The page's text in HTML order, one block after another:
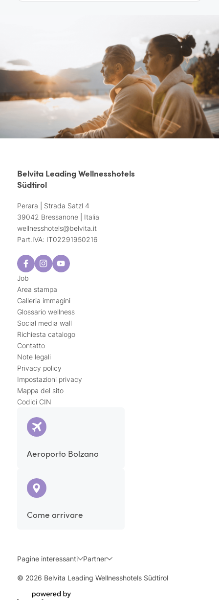
Belvita Leading Wellnesshotels
Südtirol
Perara | Strada Satzl 4
39042 Bressanone | Italia
wellnesshotels@belvita.it
Part.IVA: IT02291950216
Job
Area stampa
Galleria immagini
Glossario wellness
Social media wall
Richiesta catalogo
Contatto
Note legali
Privacy policy
Impostazioni privacy
Mappa del sito
Codici CIN
Aeroporto Bolzano
Come arrivare
Pagine interessanti Partner
© 2026 Belvita Leading Wellnesshotels Südtirol